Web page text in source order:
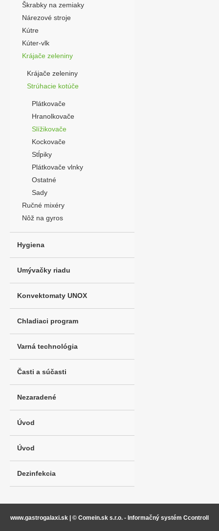
Škrabky na zemiaky
Nárezové stroje
Kútre
Kúter-vlk
Krájače zeleniny
Krájače zeleniny
Strúhacie kotúče
Plátkovače
Hranolkovače
Slížikovače
Kockovače
Stĺpiky
Plátkovače vlnky
Ostatné
Sady
Ručné mixéry
Nôž na gyros
Hygiena
Umývačky riadu
Konvektomaty UNOX
Chladiaci program
Varná technológia
Časti a súčasti
Nezaradené
Úvod
Úvod
Dezinfekcia
www.gastrogalaxi.sk | © Comein.sk s.r.o. - Informačný systém Ccontroll